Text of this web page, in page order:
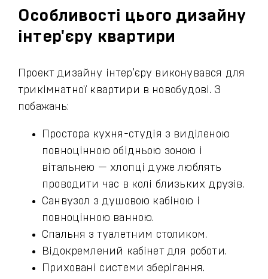
Особливості цього дизайну
інтер'єру квартири
Проект дизайну інтер'єру виконувався для
трикімнатної квартири в новобудові. З
побажань:
Простора кухня-студія з виділеною
повноцінною обідньою зоною і
вітальнею — хлопці дуже люблять
проводити час в колі близьких друзів.
Санвузол з душовою кабіною і
повноцінною ванною.
Спальня з туалетним столиком.
Відокремлений кабінет для роботи.
Приховані системи зберігання.